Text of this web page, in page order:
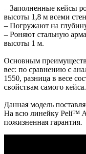
– Заполненные кейсы
высоты 1,8 м всеми
– Погружают на
– Роняют стальную
высоты 1 м.
Основным
вес: по сравнению с
1550, разница в весе
свойствам самого кейса.
Данная модель
На всю линейку Peli™
пожизненная гарантия.